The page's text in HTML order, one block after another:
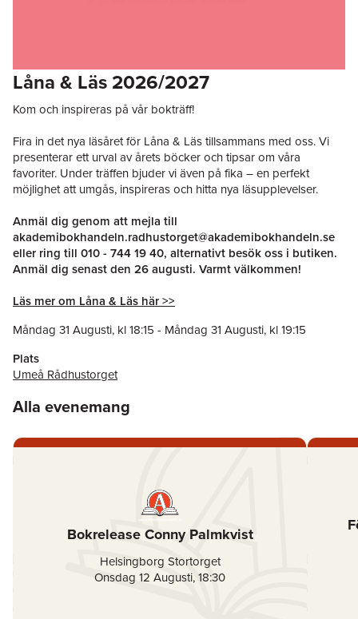
Låna & Läs 2026/2027
Kom och inspireras på vår bokträff!
Fira in det nya läsåret för Låna & Läs tillsammans med oss. Vi
presenterar ett urval av årets böcker och tipsar om våra
favoriter. Under träffen bjuder vi även på fika – en perfekt
möjlighet att umgås, inspireras och hitta nya läsupplevelser.
Anmäl dig genom att mejla till
akademibokhandeln.radhustorget@akademibokhandeln.se
eller ring till 010 - 744 19 40, alternativt besök oss i butiken.
Anmäl dig senast den 26 augusti. Varmt välkommen!
Läs mer om Låna & Läs här >>
Måndag 31 Augusti, kl18:15 - Måndag 31 Augusti, kl19:15
Plats
Umeå Rådhustorget
Alla evenemang
Bokrelease Conny Palmkvist
Helsingborg Stortorget
Onsdag 12 Augusti,18:30